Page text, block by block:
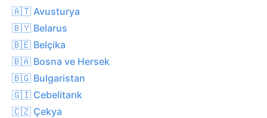
🇦🇹 Avusturya
🇧🇾 Belarus
🇧🇪 Belçika
🇧🇦 Bosna ve Hersek
🇧🇬 Bulgaristan
🇬🇮 Cebelitarık
🇨🇿 Çekya